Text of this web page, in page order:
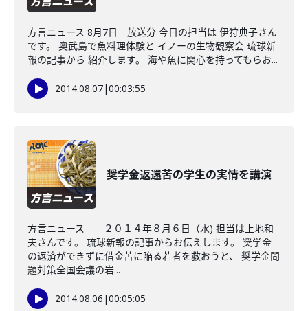
方言ニュース 8月7日 放送分 今日の担当は 伊狩典子さん
です。 奥武島で魚料理体験と イノーの生物観察会 琉球新
報の記事から 紹介します。 海や魚に関心を持ってもらお...
2014.08.07|00:03:55
奨学金返還苦の学生の実情を講演
方言ニュース ２０１４年８月６日（水) 担当は上地和
夫さんです。 琉球新報の記事からお伝えします。 奨学金
の返済ができずに借金苦に陥る若者を救おうと、 奨学金問
題対策全国会議の岩...
2014.08.06 |00:05:05